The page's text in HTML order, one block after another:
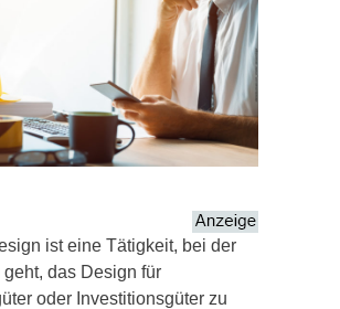
ist eine Tätigkeit, bei der
geht, das Design für
oder Investitionsgüter zu